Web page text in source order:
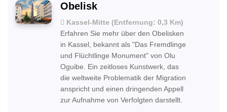
Obelisk
Kassel-Mitte (Entfernung: 0,3 Km)
Erfahren Sie mehr über den Obelisken
in Kassel, bekannt als "Das Fremdlinge
und Flüchtlinge Monument" von Olu
Oguibe. Ein zeitloses Kunstwerk, das
die weltweite Problematik der Migration
anspricht und einen dringenden Appell
zur Aufnahme von Verfolgten darstellt.